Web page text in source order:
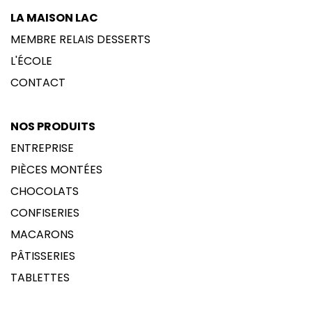
LA MAISON LAC
MEMBRE RELAIS DESSERTS
L'ÉCOLE
CONTACT
NOS PRODUITS
ENTREPRISE
PIÈCES MONTÉES
CHOCOLATS
CONFISERIES
MACARONS
PÂTISSERIES
TABLETTES